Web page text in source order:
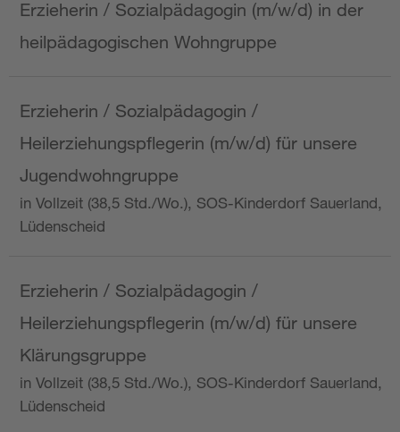
Erzieherin / Sozialpädagogin (m/w/d) in der
heilpädagogischen Wohngruppe
Erzieherin / Sozialpädagogin /
Heilerziehungspflegerin (m/w/d) für unsere
Jugendwohngruppe
in Vollzeit (38,5 Std./Wo.), SOS-Kinderdorf Sauerland,
Lüdenscheid
Erzieherin / Sozialpädagogin /
Heilerziehungspflegerin (m/w/d) für unsere
Klärungsgruppe
in Vollzeit (38,5 Std./Wo.), SOS-Kinderdorf Sauerland,
Lüdenscheid